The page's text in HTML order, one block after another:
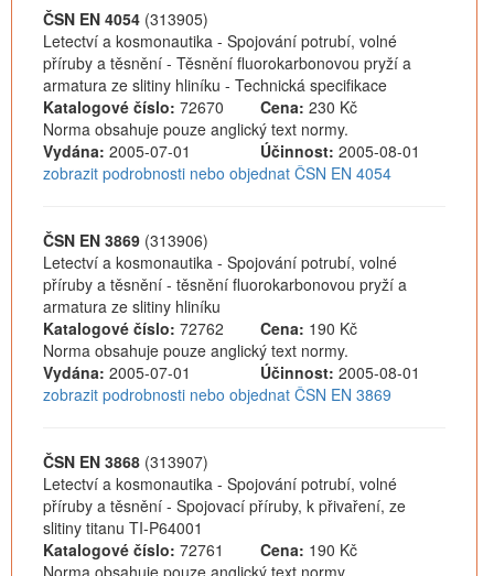
ČSN EN 4054 (313905)
Letectví a kosmonautika - Spojování potrubí, volné
příruby a těsnění - Těsnění fluorokarbonovou pryží a
armatura ze slitiny hliníku - Technická specifikace
Katalogové číslo: 72670 Cena: 230 Kč
Norma obsahuje pouze anglický text normy.
Vydána: 2005-07-01 Účinnost: 2005-08-01
zobrazit podrobnosti nebo objednat ČSN EN 4054
ČSN EN 3869 (313906)
Letectví a kosmonautika - Spojování potrubí, volné
příruby a těsnění - těsnění fluorokarbonovou pryží a
armatura ze slitiny hliníku
Katalogové číslo: 72762 Cena: 190 Kč
Norma obsahuje pouze anglický text normy.
Vydána: 2005-07-01 Účinnost: 2005-08-01
zobrazit podrobnosti nebo objednat ČSN EN 3869
ČSN EN 3868 (313907)
Letectví a kosmonautika - Spojování potrubí, volné
příruby a těsnění - Spojovací příruby, k přivaření, ze
slitiny titanu TI-P64001
Katalogové číslo: 72761 Cena: 190 Kč
Norma obsahuje pouze anglický text normy.